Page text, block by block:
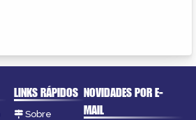
LINKS RÁPIDOS
Sobre
NOVIDADES POR E-
MAIL